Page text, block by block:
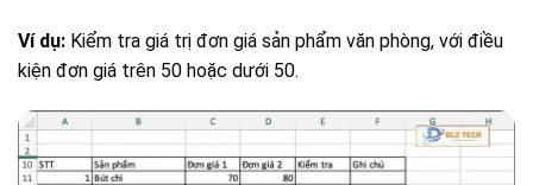
Ví dụ: Kiểm tra giá trị đơn giá sản phẩm văn phòng, với điều
kiện đơn giá trên 50 hoặc dưới 50.